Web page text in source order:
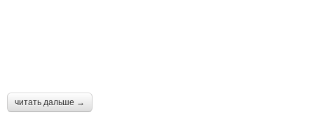
читать дальше →